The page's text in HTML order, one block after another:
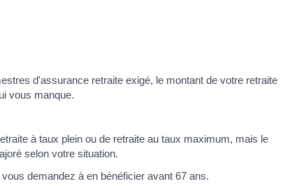
d'assurance retraite exigé, le montant de votre retraite
vous manque.
à taux plein ou de retraite au taux maximum, mais le
selon votre situation.
demandez à en bénéficier avant 67 ans.